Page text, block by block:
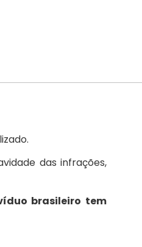
das infrações,
brasileiro tem